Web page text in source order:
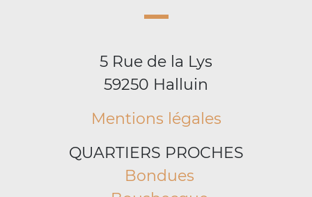
5 Rue de la Lys
59250 Halluin
Mentions légales
QUARTIERS PROCHES
Bondues